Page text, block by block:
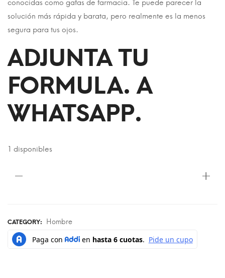
conocidas como gafas de farmacia. Te puede parecer la
solución más rápida y barata, pero realmente es la menos
segura para tus ojos.
ADJUNTA TU
FORMULA. A
WHATSAPP.
1 disponibles
CATEGORY: Hombre